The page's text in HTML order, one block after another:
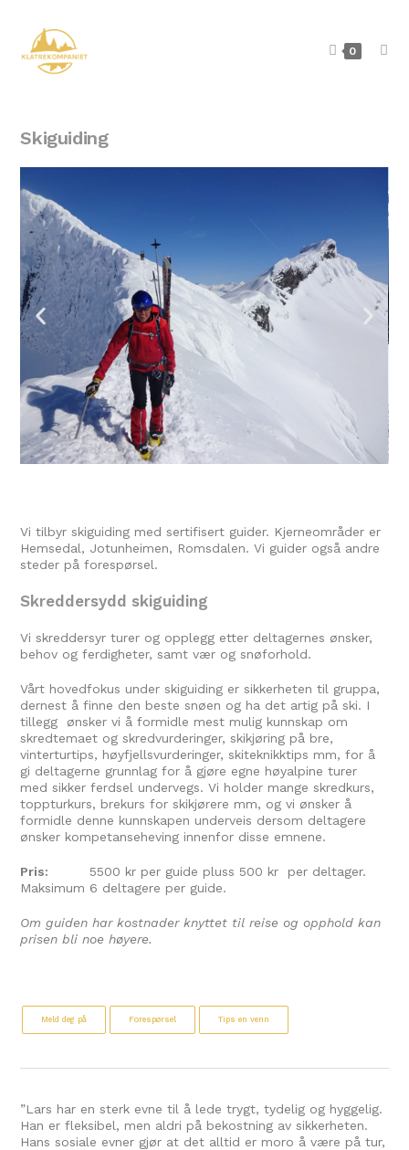
0
Skiguiding
Vi tilbyr skiguiding med sertifisert guider. Kjerneområder er
Hemsedal, Jotunheimen, Romsdalen. Vi guider også andre
steder på forespørsel.
Skreddersydd skiguiding
Vi skreddersyr turer og opplegg etter deltagernes ønsker,
behov og ferdigheter, samt vær og snøforhold.
Vårt hovedfokus under skiguiding er sikkerheten til gruppa,
dernest å finne den beste snøen og ha det artig på ski. I
tillegg ønsker vi å formidle mest mulig kunnskap om
skredtemaet og skredvurderinger, skikjøring på bre,
vinterturtips, høyfjellsvurderinger, skiteknikktips mm, for å
gi deltagerne grunnlag for å gjøre egne høyalpine turer
med sikker ferdsel undervegs. Vi holder mange skredkurs,
toppturkurs, brekurs for skikjørere mm, og vi ønsker å
formidle denne kunnskapen underveis dersom deltagere
ønsker kompetanseheving innenfor disse emnene.
Pris: 5500 kr per guide pluss 500 kr per deltager.
Maksimum 6 deltagere per guide.
Om guiden har kostnader knyttet til reise og opphold kan
prisen bli noe høyere.
Meld deg på Forespørsel Tips en venn
”Lars har en sterk evne til å lede trygt, tydelig og hyggelig.
Han er fleksibel, men aldri på bekostning av sikkerheten.
Hans sosiale evner gjør at det alltid er moro å være på tur,